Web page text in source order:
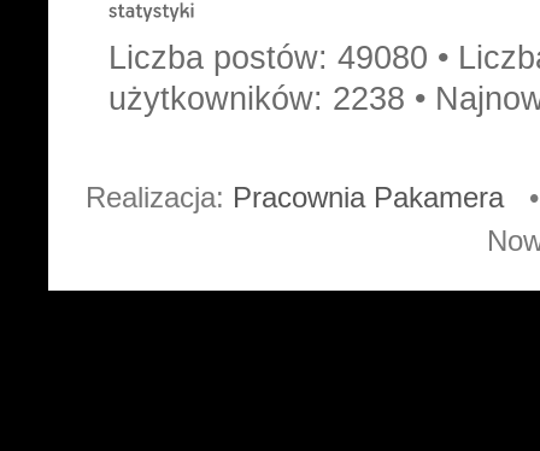
Liczba postów: 49080 •
użytkowników: 2238 •
Realizacja: Pracownia Pakamera•